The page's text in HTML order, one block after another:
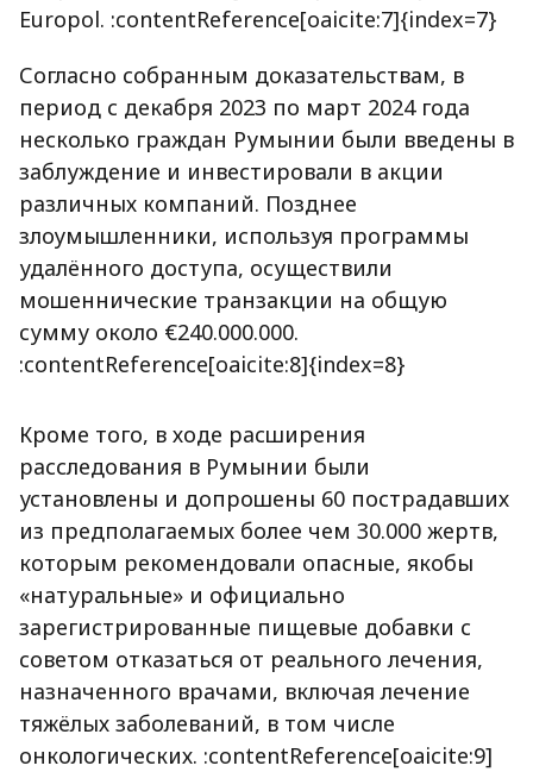
Europol. :contentReference[oaicite:7]{index=7}
Согласно собранным доказательствам, в
период с декабря 2023 по март 2024 года
несколько граждан Румынии были введены в
заблуждение и инвестировали в акции
различных компаний. Позднее
злоумышленники, используя программы
удалённого доступа, осуществили
мошеннические транзакции на общую
сумму около €240.000.000.
:contentReference[oaicite:8]{index=8}
Кроме того, в ходе расширения
расследования в Румынии были
установлены и допрошены 60 пострадавших
из предполагаемых более чем 30.000 жертв,
которым рекомендовали опасные, якобы
«натуральные» и официально
зарегистрированные пищевые добавки с
советом отказаться от реального лечения,
назначенного врачами, включая лечение
тяжёлых заболеваний, в том числе
онкологических. :contentReference[oaicite:9]